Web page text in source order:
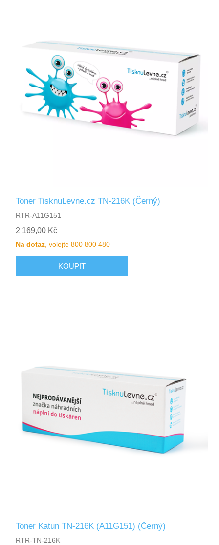
Toner TisknuLevne.cz TN-216K (Černý)
RTR-A11G151
2 169,00 Kč
Na dotaz, volejte 800 800 480
Toner Katun TN-216K (A11G151) (Černý)
RTR-TN-216K